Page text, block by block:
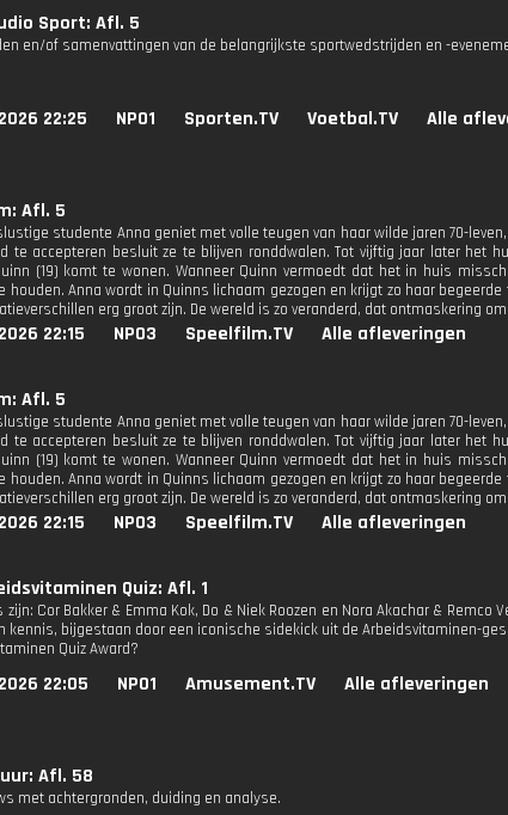
Sport: Afl. 5
en/of samenvattingen van de belangrijkste sportwedstrijden en -
22:25 NPO1 Sporten.TV Voetbal.TV Alle
Afl. 5
studente Anna geniet met volle teugen van haar wilde jaren 70-
te accepteren besluit ze te blijven ronddwalen. Tot vijftig jaar later het
(19) komt te wonen. Wanneer Quinn vermoedt dat het in huis
houden. Anna wordt in Quinns lichaam gezogen en krijgt zo haar
erg groot zijn. De wereld is zo veranderd, dat ontmaskering
22:15 NPO3 Speelfilm.TV Alle afleveringen
Afl. 5
studente Anna geniet met volle teugen van haar wilde jaren 70-
te accepteren besluit ze te blijven ronddwalen. Tot vijftig jaar later het
(19) komt te wonen. Wanneer Quinn vermoedt dat het in huis
houden. Anna wordt in Quinns lichaam gezogen en krijgt zo haar
erg groot zijn. De wereld is zo veranderd, dat ontmaskering
22:15 NPO3 Speelfilm.TV Alle afleveringen
Quiz: Afl. 1
zijn: Cor Bakker & Emma Kok, Do & Niek Roozen en Nora Akachar &
kennis, bijgestaan door een iconische sidekick uit de Arbeidsvitaminen-
Quiz Award?
22:05 NPO1 Amusement.TV Alle afleveringen
Afl. 58
met achtergronden, duiding en analyse.